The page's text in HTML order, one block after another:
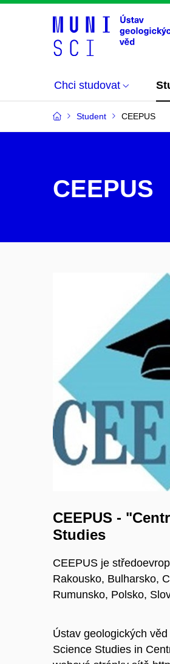
Chci studovat
Student CEEPUS
CEEPUS
CEEPUS -
Studies
CEEPUS je
Rakousko, Bulharsko,
Rumunsko, Polsko,
Ústav geologických
Science Studies in